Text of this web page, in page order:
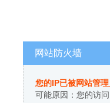
网站防火墙
您的IP已被网站管
可能原因：您的访